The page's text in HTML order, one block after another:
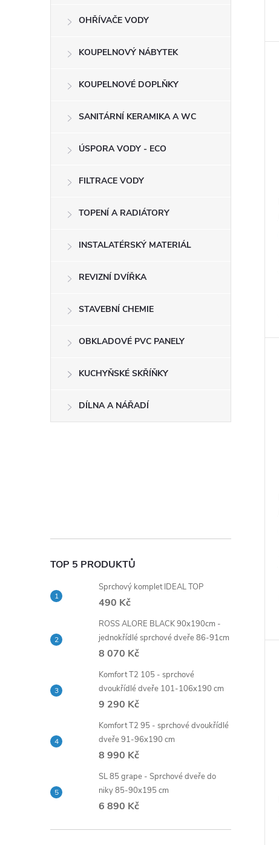
OHŘÍVAČE VODY
KOUPELNOVÝ NÁBYTEK
KOUPELNOVÉ DOPLŇKY
SANITÁRNÍ KERAMIKA A WC
ÚSPORA VODY - ECO
FILTRACE VODY
TOPENÍ A RADIÁTORY
INSTALATÉRSKÝ MATERIÁL
REVIZNÍ DVÍŘKA
STAVEBNÍ CHEMIE
OBKLADOVÉ PVC PANELY
KUCHYŇSKÉ SKŘÍŇKY
DÍLNA A NÁŘADÍ
TOP 5 PRODUKTŮ
Sprchový komplet IDEAL TOP
490 Kč
ROSS ALORE BLACK 90x190cm -
jednokřídlé sprchové dveře 86-91cm
8 070 Kč
Komfort T2 105 - sprchové
dvoukřídlé dveře 101-106x190 cm
9 290 Kč
Komfort T2 95 - sprchové dvoukřídlé
dveře 91-96x190 cm
8 990 Kč
SL 85 grape - Sprchové dveře do
niky 85-90x195 cm
6 890 Kč
u